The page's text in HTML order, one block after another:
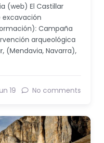
(web) El Castillar
Campaña
arqueológica
(Mendavia, Navarra),
19 No comments